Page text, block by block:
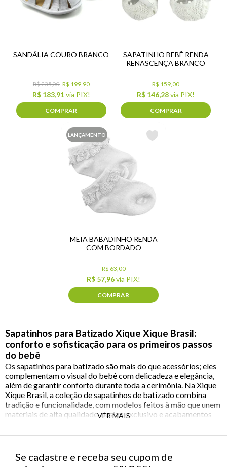
SANDÁLIA COURO BRANCO
R$ 183,91via PIX!
R$ 235,00 R$ 199,90
COMPRAR
SAPATINHO BEBÊ RENDA
RENASCENÇA BRANCO
R$ 146,28via PIX!
R$ 159,00
COMPRAR
LANÇAMENTO
MEIA BABADINHO RENDA
COM BORDADO
R$ 57,96via PIX!
R$ 63,00
COMPRAR
Sapatinhos para Batizado Xique Xique Brasil:
conforto e sofisticação para os primeiros passos
do bebê
Os sapatinhos para batizado são mais do que acessórios; eles
complementam o visual do bebê com delicadeza e elegância,
além de garantir conforto durante toda a cerimônia. Na Xique
Xique Brasil, a coleção de sapatinhos de batizado combina
tradição e funcionalidade, com modelos feitos à mão que unem
materiais de alta qualidade, design exclusivo e acabamentos
conforto em cada detalhe
VER MAIS
Se cadastre e receba seu cupom de